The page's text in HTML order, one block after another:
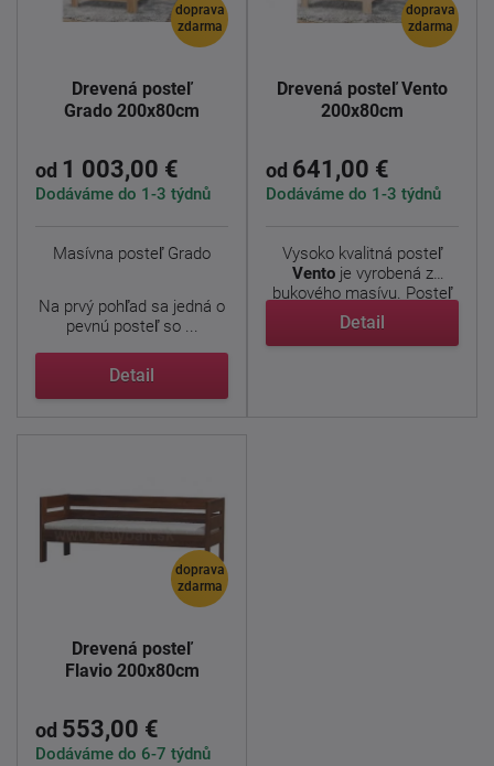
doprava
zdarma
Drevená posteľ
Grado 200x80cm
od 1 003,00 €
Dodáváme do 1-3 týdnů
Masívna posteľ Grado
Na prvý pohľad sa jedná o
pevnú posteľ so ...
Detail
doprava
zdarma
Drevená posteľ Vento
200x80cm
od 641,00 €
Dodáváme do 1-3 týdnů
Vysoko kvalitná posteľ
Ventoje vyrobená z
bukového masívu. Posteľ
má ...
Detail
doprava
zdarma
Drevená posteľ
Flavio 200x80cm
od 553,00 €
Dodáváme do 6-7 týdnů